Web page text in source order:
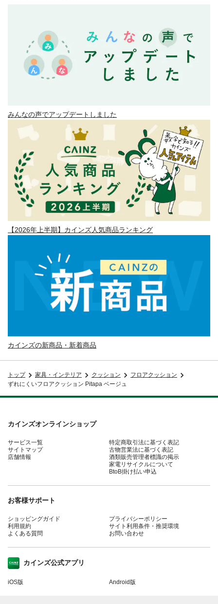
みんなの声でアップデートしました
【2026年上半期】カインズ人気商品ランキング
カインズの新商品・新着商品
トップ 家具・インテリア クッション
フロアクッション
ずれにくいフロアクッション Pitapa ベージュ
カインズオンラインショップ
サービス一覧
サイトマップ
店舗情報
特定商取引法に基づく表記
古物営業法に基づく表記
酒類販売管理者標識の掲示
家電リサイクルについて
BtoB掛け払い申込
お客様サポート
ショッピングガイド
利用規約
よくある質問
プライバシーポリシー
サイト利用条件・推奨環境
お問い合わせ
カインズ公式アプリ
iOS版 Android版